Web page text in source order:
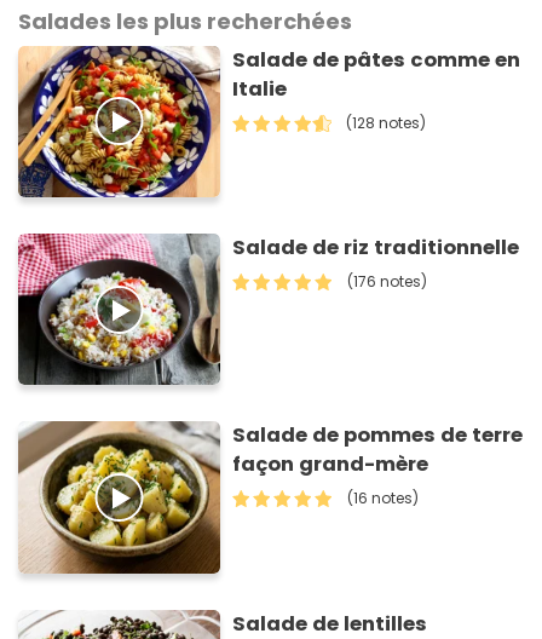
Salades les plus recherchées
Salade de pâtes comme en
Italie
(128 notes)
Salade de riz traditionnelle
(176 notes)
Salade de pommes de terre
façon grand-mère
(16 notes)
Salade de lentilles